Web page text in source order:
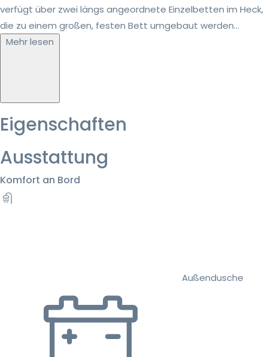
verfügt über zwei längs angeordnete Einzelbetten im Heck,
die zu einem großen, festen Bett umgebaut werden...
Mehr lesen
Eigenschaften
Ausstattung
Komfort an Bord
Außendusche